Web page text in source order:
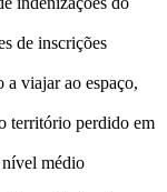
de inscrições
a viajar ao espaço,
território perdido em
nível médio